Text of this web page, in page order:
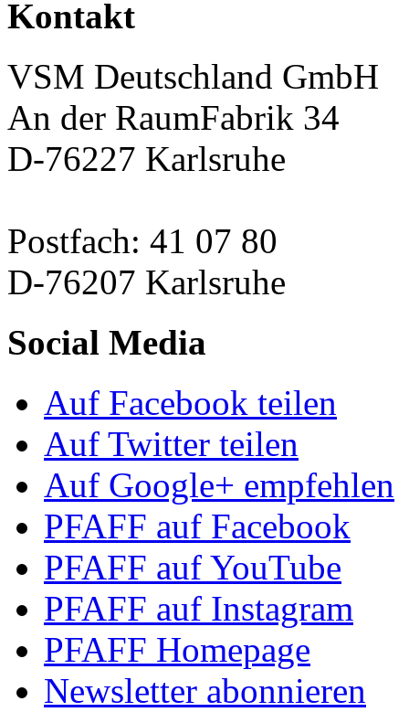
Kontakt
VSM Deutschland GmbH
An der RaumFabrik 34
D-76227 Karlsruhe
Postfach: 41 07 80
D-76207 Karlsruhe
Social Media
Auf Facebook teilen
Auf Twitter teilen
Auf Google+ empfehlen
PFAFF auf Facebook
PFAFF auf YouTube
PFAFF auf Instagram
PFAFF Homepage
Newsletter abonnieren